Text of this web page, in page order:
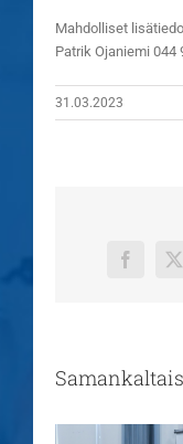
Mahdolliset
Patrik Ojaniemi 044
31.03.2023
Facebook
X